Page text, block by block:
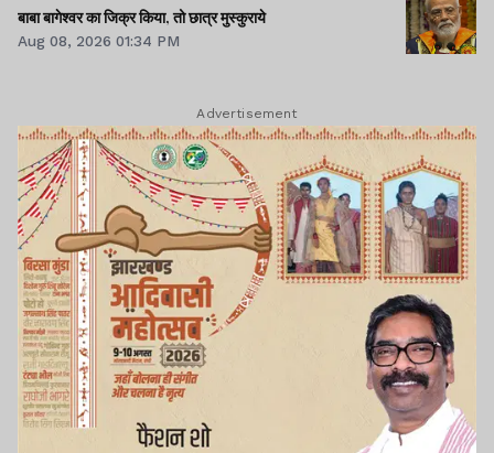
बाबा बागेश्वर का जिक्र किया, तो छात्र मुस्कुराये
Aug 08, 2026 01:34 PM
Advertisement